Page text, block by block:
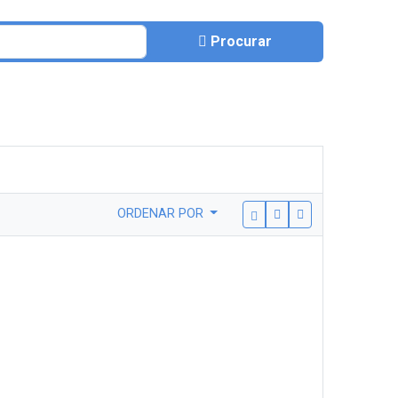
Procurar
ORDENAR POR